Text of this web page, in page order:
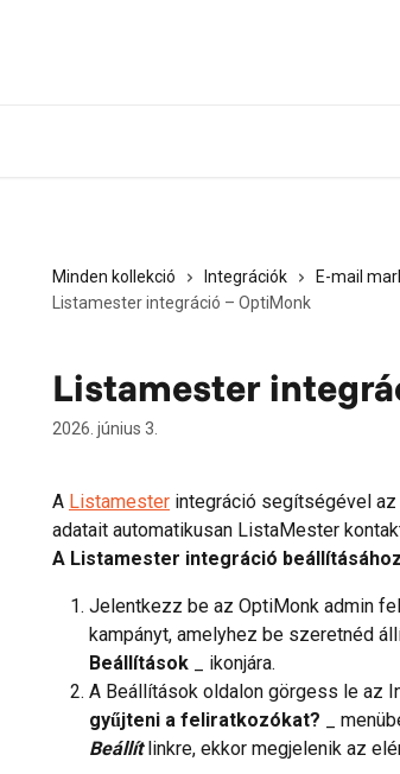
Minden kollekció Integrációk
E-mail
Listamester integráció – OptiMonk
Listamester
2026. június 3.
A Listamester integráció segítségével
adatait automatikusan ListaMester
A Listamester integráció
Jelentkezz be az OptiMonk admin
kampányt, amelyhez be szeretnéd
Beállítások _ ikonjára.
A Beállítások oldalon görgess le az
gyűjteni a feliratkozókat? _
Beállít linkre, ekkor megjelenik az